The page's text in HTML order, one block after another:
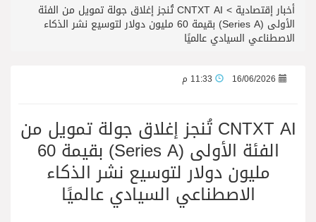
أخبار إقتصادية > CNTXT AI تُنجز إغلاق جولة تمويل من الفئة
الأولى (Series A) بقيمة 60 مليون دولار لتوسيع نشر الذكاء
الاصطناعي السيادي عالميًا
16/06/2026
CNTXT AI تُنجز إغلاق جولة تمويل من
الفئة الأولى (Series A) بقيمة 60
مليون دولار لتوسيع نشر الذكاء
الاصطناعي السيادي عالميًا